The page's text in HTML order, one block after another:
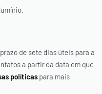
de sete dias úteis para a
a partir da data em que
políticas para mais